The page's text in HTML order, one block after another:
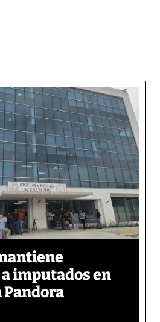
imputados en
Pandora